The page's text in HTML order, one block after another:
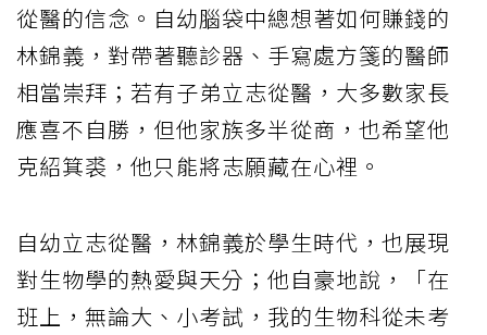
從醫的信念。自幼腦袋中總想著如何賺錢的
林錦義，對帶著聽診器、手寫處方箋的醫師
相當崇拜；若有子弟立志從醫，大多數家長
應喜不自勝，但他家族多半從商，也希望他
克紹箕裘，他只能將志願藏在心裡。
自幼立志從醫，林錦義於學生時代，也展現
對生物學的熱愛與天分；他自豪地說，「在
班上，無論大、小考試，我的生物科從未考